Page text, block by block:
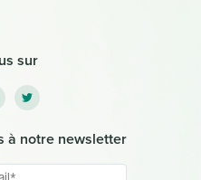
sur
à notre newsletter